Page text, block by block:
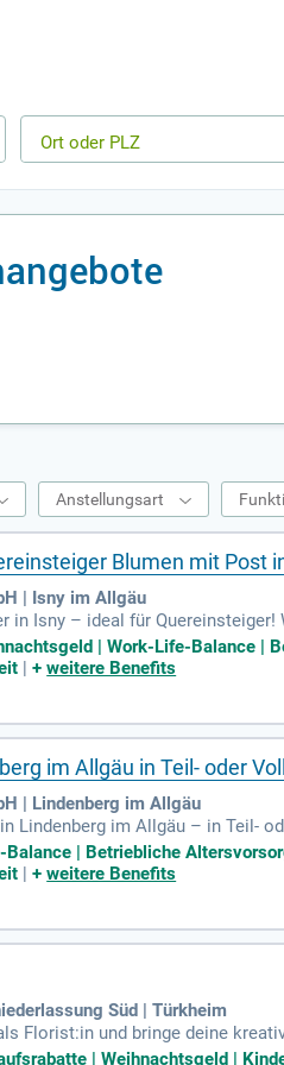
Anstellungsart
Blumen mit Post
| Isny im Allgäu
in Isny – ideal für
Genieße 30 Tage Urlaub plus
betrieblichen Altersvorsorge.
| Work-Life-Balance |
|+weitere Benefits
im Allgäu in Teil- oder
| Lindenberg im Allgäu
Lindenberg im Allgäu – in Teil-
Genießen Sie
Sie von einer betrieblichen
eines familiären Umfelds!
| Betriebliche
|+weitere Benefits
Süd | Türkheim
Florist:in und bringe deine
und Teamgeist
| Weihnachtsgeld |